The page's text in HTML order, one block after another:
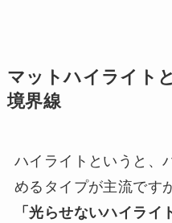
マットハイライト
境界線
ハイライトというと、
めるタイプが主流です
「光らせないハイライ